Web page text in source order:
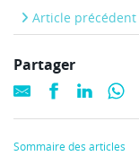
Article précédent
Partager
Sommaire des articles